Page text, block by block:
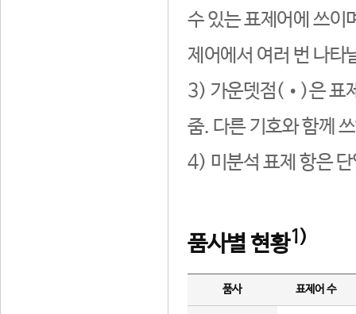
수 있는 표제어에 쓰이
제어에서 여러 번 나타
3) 가운뎃점(•)은 표
줌. 다른 기호와 함께
4) 미분석 표제 항은
품사별 현황1)
품사 표제어 수